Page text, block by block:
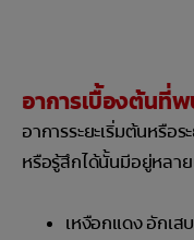
อาการเบื้องต้นที่
อาการระยะเริ่มต้นหรือ
หรือรู้สึกได้นั้นมีอยู่หลาย
เหงือกแดง อักเส